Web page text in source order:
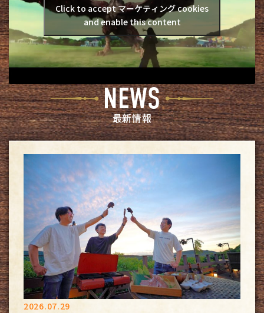
Click to accept マーケティング cookies
and enable this content
NEWS
最新情報
2026.07.29